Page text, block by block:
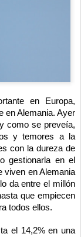
en Europa,
en Alemania. Ayer
como se preveía,
y temores a la
con la dureza de
gestionarla en el
viven en Alemania
da entre el millón
que empiecen
todos ellos.
el 14,2% en una